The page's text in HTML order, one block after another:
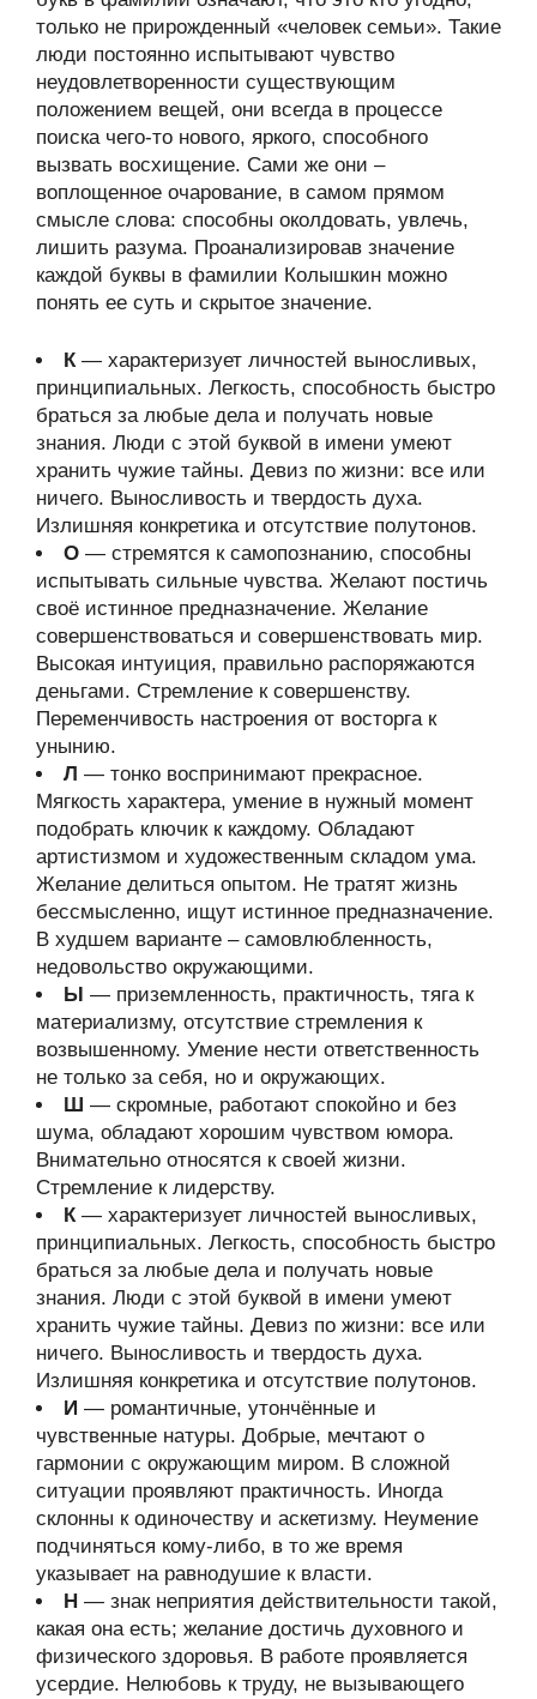
только не прирожденный «человек семьи». Такие
люди постоянно испытывают чувство
неудовлетворенности существующим
положением вещей, они всегда в процессе
поиска чего-то нового, яркого, способного
вызвать восхищение. Сами же они –
воплощенное очарование, в самом прямом
смысле слова: способны околдовать, увлечь,
лишить разума. Проанализировав значение
каждой буквы в фамилии Колышкин можно
понять ее суть и скрытое значение.
К— характеризует личностей выносливых,
принципиальных. Легкость, способность быстро
браться за любые дела и получать новые
знания. Люди с этой буквой в имени умеют
хранить чужие тайны. Девиз по жизни: все или
ничего. Выносливость и твердость духа.
Излишняя конкретика и отсутствие полутонов.
О — стремятся к самопознанию, способны
испытывать сильные чувства. Желают постичь
своё истинное предназначение. Желание
совершенствоваться и совершенствовать мир.
Высокая интуиция, правильно распоряжаются
деньгами. Стремление к совершенству.
Переменчивость настроения от восторга к
унынию.
Л — тонко воспринимают прекрасное.
Мягкость характера, умение в нужный момент
подобрать ключик к каждому. Обладают
артистизмом и художественным складом ума.
Желание делиться опытом. Не тратят жизнь
бессмысленно, ищут истинное предназначение.
В худшем варианте – самовлюбленность,
недовольство окружающими.
Ы — приземленность, практичность, тяга к
материализму, отсутствие стремления к
возвышенному. Умение нести ответственность
не только за себя, но и окружающих.
Ш — скромные, работают спокойно и без
шума, обладают хорошим чувством юмора.
Внимательно относятся к своей жизни.
Стремление к лидерству.
К— характеризует личностей выносливых,
принципиальных. Легкость, способность быстро
браться за любые дела и получать новые
знания. Люди с этой буквой в имени умеют
хранить чужие тайны. Девиз по жизни: все или
ничего. Выносливость и твердость духа.
Излишняя конкретика и отсутствие полутонов.
И — романтичные, утончённые и
чувственные натуры. Добрые, мечтают о
гармонии с окружающим миром. В сложной
ситуации проявляют практичность. Иногда
склонны к одиночеству и аскетизму. Неумение
подчиняться кому-либо, в то же время
указывает на равнодушие к власти.
Н — знак неприятия действительности такой,
какая она есть; желание достичь духовного и
физического здоровья. В работе проявляется
усердие. Нелюбовь к труду, не вызывающего